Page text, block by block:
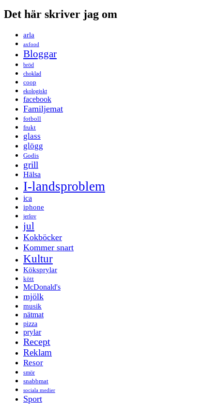
Det här skriver jag om
arla
axfood
Bloggar
bröd
choklad
coop
ekologiskt
facebook
Familjemat
fotboll
frukt
glass
glögg
Godis
grill
Hälsa
I-landsproblem
ica
iphone
jerlov
jul
Kokböcker
Kommer snart
Kultur
Köksprylar
kött
McDonald's
mjölk
musik
nätmat
pizza
prylar
Recept
Reklam
Resor
smör
snabbmat
sociala medier
Sport